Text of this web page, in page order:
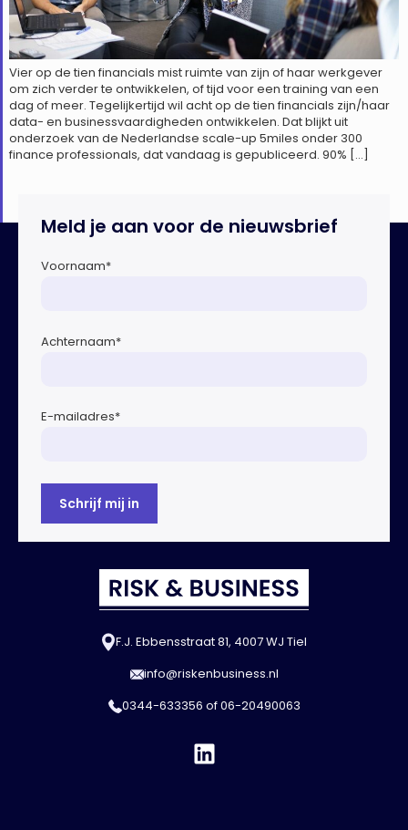
Vier op de tien financials mist ruimte van zijn of haar werkgever
om zich verder te ontwikkelen, of tijd voor een training van een
dag of meer. Tegelijkertijd wil acht op de tien financials zijn/haar
data- en businessvaardigheden ontwikkelen. Dat blijkt uit
onderzoek van de Nederlandse scale-up 5miles onder 300
finance professionals, dat vandaag is gepubliceerd. 90% […]
Meld je aan voor de nieuwsbrief
Voornaam*
Achternaam*
E-mailadres*
F.J. Ebbensstraat 81, 4007 WJ Tiel
info@riskenbusiness.nl
0344-633356 of06-20490063